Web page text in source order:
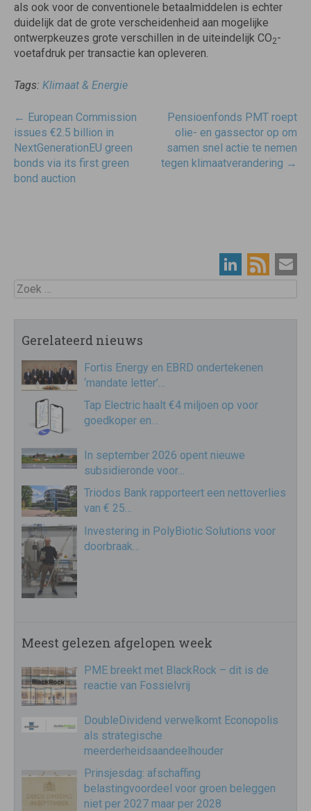
als ook voor de conventionele betaalmiddelen is echter
duidelijk dat de grote verscheidenheid aan mogelijke
ontwerpkeuzes grote verschillen in de uiteindelijk CO2-
voetafdruk per transactie kan opleveren.
Tags: Klimaat & Energie
Post
navigatie
← European Commission
issues €2.5 billion in
NextGenerationEU green
bonds via its first green
bond auction
Pensioenfonds PMT roept
olie- en gassector op om
samen snel actie te nemen
tegen klimaatverandering →
Zoek
Gerelateerd nieuws
Fortis Energy en EBRD ondertekenen
‘mandate letter’…
Tap Electric haalt €4 miljoen op voor
goedkoper en…
In september 2026 opent nieuwe
subsidieronde voor…
Triodos Bank rapporteert een nettoverlies
van € 25…
Investering in PolyBiotic Solutions voor
doorbraak…
Meest gelezen afgelopen week
PME breekt met BlackRock – dit is de
reactie van Fossielvrij
DoubleDividend verwelkomt Econopolis
als strategische
meerderheidsaandeelhouder
Prinsjesdag: afschaffing
belastingvoordeel voor groen beleggen
niet per 2027 maar per 2028